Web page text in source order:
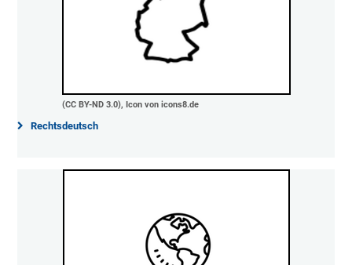
(CC BY-ND 3.0), Icon von icons8.de
Rechtsdeutsch